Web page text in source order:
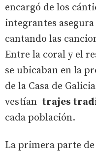
encargó de los
integrantes
cantando las
Entre la coral y el
se ubicaban en la
de la Casa de
vestían trajes
cada población.
La primera parte